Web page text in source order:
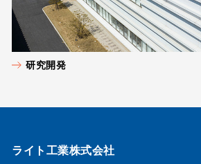
研究開発
ライト工業株式会社